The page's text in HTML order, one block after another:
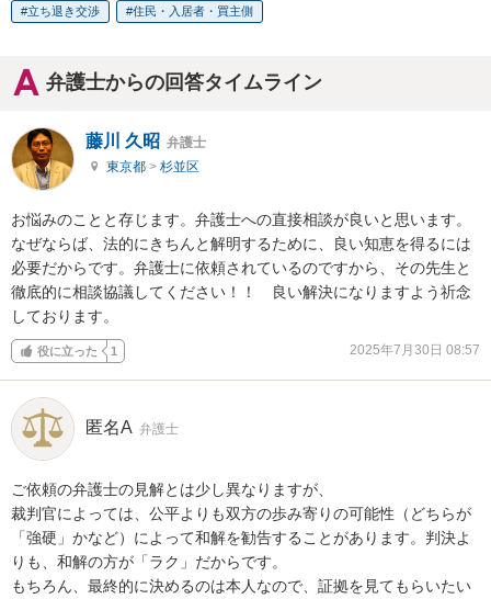
立ち退き交渉 住民・入居者・買主側
弁護士からの回答タイムライン
藤川 久昭 弁護士
東京都 > 杉並区
お悩みのことと存じます。弁護士への直接相談が良いと思います。
なぜならば、法的にきちんと解明するために、良い知恵を得るには
必要だからです。弁護士に依頼されているのですから、その先生と
徹底的に相談協議してください！！　良い解決になりますよう祈念
しております。
役に立った 1 2025年7月30日 08:57
匿名A 弁護士
ご依頼の弁護士の見解とは少し異なりますが、
裁判官によっては、公平よりも双方の歩み寄りの可能性（どちらが
「強硬」かなど）によって和解を勧告することがあります。判決よ
りも、和解の方が「ラク」だからです。
もちろん、最終的に決めるのは本人なので、証拠を見てもらいたい